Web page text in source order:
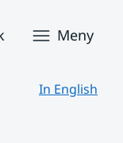
Meny
In English